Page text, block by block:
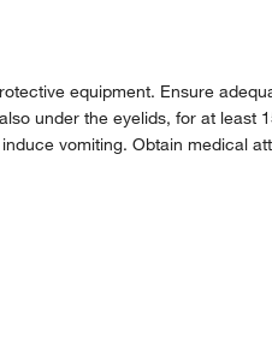
equipment. Ensure
under the eyelids, for at
vomiting. Obtain medical